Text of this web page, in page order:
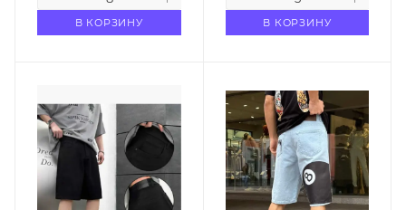
В КОРЗИНУ В КОРЗИНУ